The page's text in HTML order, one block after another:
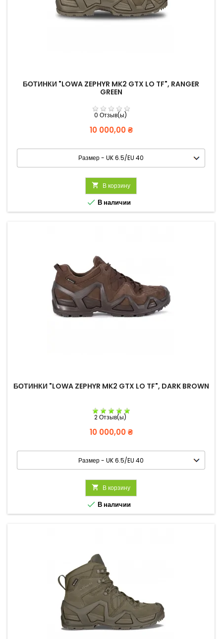
БОТИНКИ "LOWA ZEPHYR MK2 GTX LO TF", RANGER
GREEN
0 Отзыв(ы)
Цена
10 000,00 ₴
 В корзину
 В наличии
БОТИНКИ "LOWA ZEPHYR MK2 GTX LO TF", DARK BROWN
2 Отзыв(ы)
Цена
10 000,00 ₴
 В корзину
 В наличии